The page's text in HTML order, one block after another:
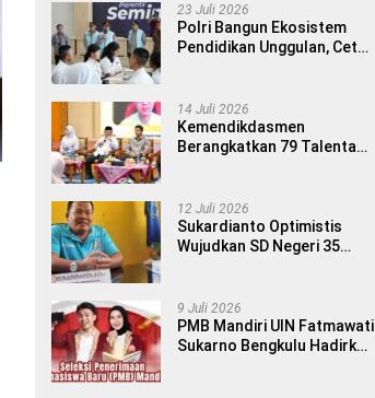
23 Juli 2026
Polri Bangun Ekosistem
Pendidikan Unggulan, Cetak
14 Juli 2026
Kemendikdasmen
Berangkatkan 79 Talenta
12 Juli 2026
Sukardianto Optimistis
Wujudkan SD Negeri 35
Berdaya Saing
9 Juli 2026
PMB Mandiri UIN Fatmawati
Sukarno Bengkulu Hadirkan